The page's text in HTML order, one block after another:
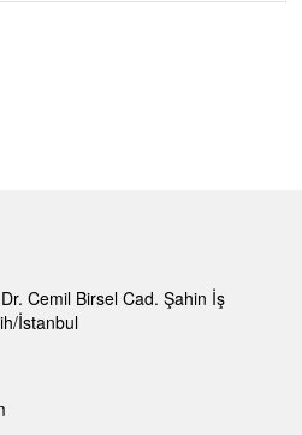
Cemil Birsel Cad. Şahin İş
İstanbul